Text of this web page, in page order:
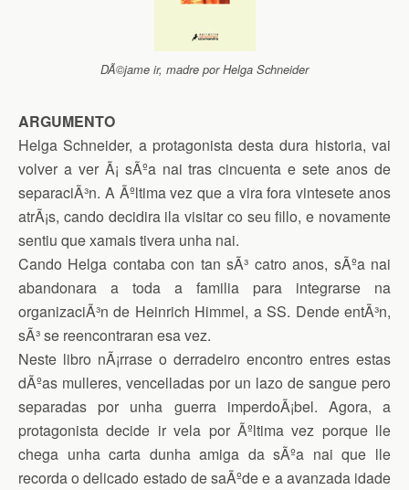
DÃ©jame ir, madre por Helga Schneider
ARGUMENTO
Helga Schneider, a protagonista desta dura historia, vai
volver a ver Ã¡ sÃºa nai tras cincuenta e sete anos de
separaciÃ³n. A Ãºltima vez que a vira fora vintesete anos
atrÃ¡s, cando decidira ila visitar co seu fillo, e novamente
sentiu que xamais tivera unha nai.
Cando Helga contaba con tan sÃ³ catro anos, sÃºa nai
abandonara a toda a familia para integrarse na
organizaciÃ³n de Heinrich Himmel, a SS. Dende entÃ³n,
sÃ³ se reencontraran esa vez.
Neste libro nÃ¡rrase o derradeiro encontro entres estas
dÃºas mulleres, vencelladas por un lazo de sangue pero
separadas por unha guerra imperdoÃ¡bel. Agora, a
protagonista decide ir vela por Ãºltima vez porque lle
chega unha carta dunha amiga da sÃºa nai que lle
recorda o delicado estado de saÃºde e a avanzada idade